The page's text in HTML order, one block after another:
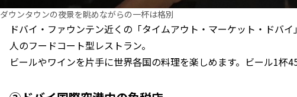
ダウンタウンの夜景を眺めながらの一杯は格別
ドバイ・ファウンテン近くの「タイムアウト・マーケット・ドバ
人のフードコート型レストラン。
ビールやワインを片手に世界各国の料理を楽しめます。ビール1杯